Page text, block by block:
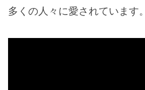
多くの人々に愛されています。